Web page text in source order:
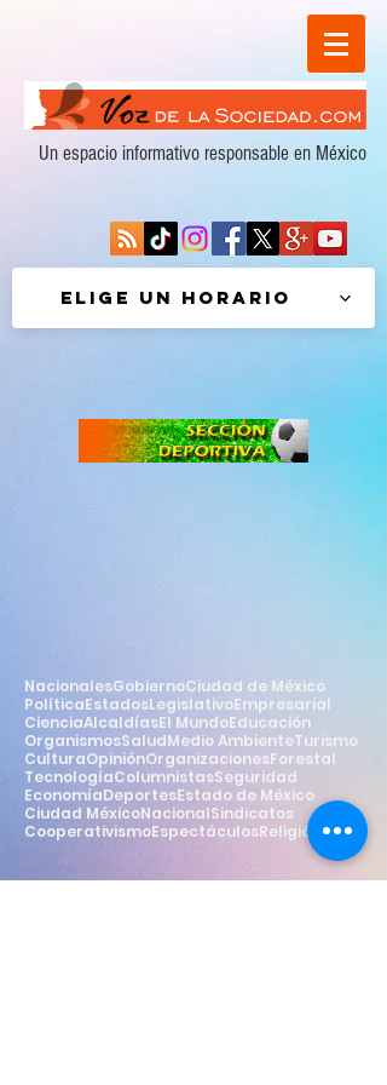
Un espacio informativo responsable en México
Elige un horario
NacionalesGobiernoCiudad de México
PolíticaEstadosLegislativoEmpresarial
CienciaAlcaldíasEl MundoEducación
OrganismosSaludMedio AmbienteTurismo
CulturaOpiniónOrganizacionesForestal
TecnologíaColumnistasSeguridad
EconomíaDeportesEstado de México
Ciudad MéxicoNacionalSindicatos
CooperativismoEspectáculosReligión Estilo